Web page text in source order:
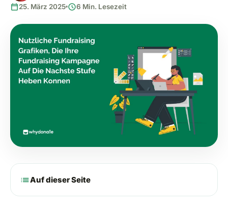
calendar_today25. März 2025 schedule6 Min. Lesezeit
listAuf dieser Seite